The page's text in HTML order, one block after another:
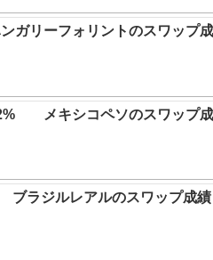
リーフォリントのスワップ成
メキシコペソのスワップ成
ラジルレアルのスワップ成績